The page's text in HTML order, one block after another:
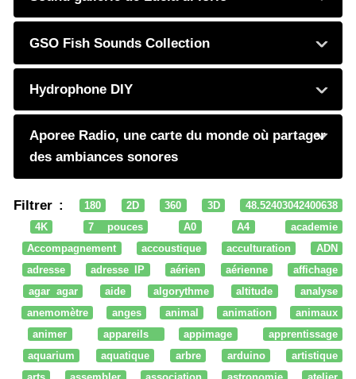
GSO Fish Sounds Collection
Hydrophone DIY
Aporee Radio, une carte du monde où partager
des ambiances sonores
Filtrer : 180 2D 360 3D
48.52403042400638
4K
7 pouces A0 A4
academie
Accompagnement
accoustique acculturation
ADN
adresse
adresse IP aérien aérienne
affichage
agar agar
aide algorythme altitude
analyse
anemomètre
anges animal animation
animaux
animer
appareils appimage
apprentissage
aquarium
aquatique arbre arduino
artistique